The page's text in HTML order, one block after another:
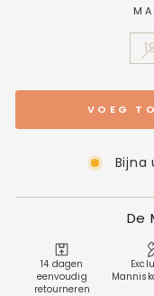
VOEG
Bijna
De
14 dagen
eenvoudig
retourneren